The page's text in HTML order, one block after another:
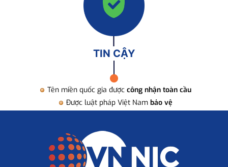
TIN CẬY
Tên miền quốc gia được công nhận toàn cầu
Được luật pháp Việt Nam bảo vệ